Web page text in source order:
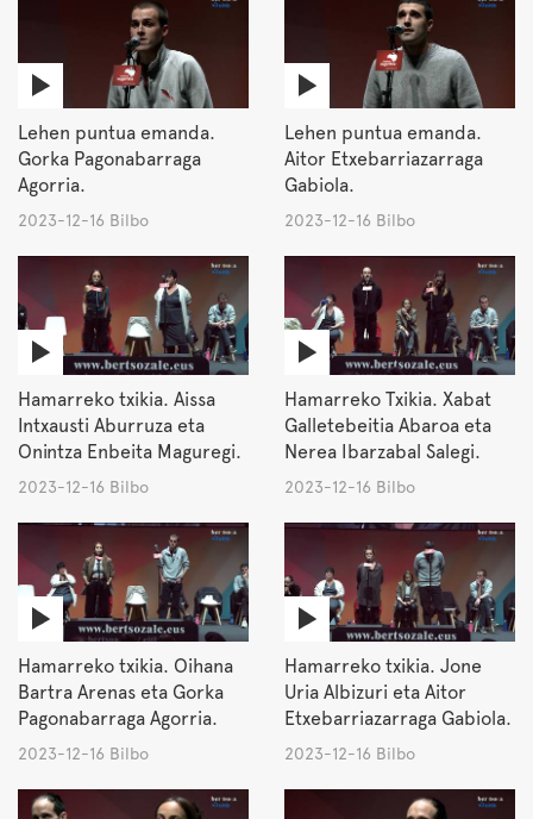
Lehen puntua emanda.
Gorka Pagonabarraga
Agorria.
2023-12-16 Bilbo
Lehen puntua emanda.
Aitor Etxebarriazarraga
Gabiola.
2023-12-16 Bilbo
Hamarreko txikia. Aissa
Intxausti Aburruza eta
Onintza Enbeita Maguregi.
2023-12-16 Bilbo
Hamarreko Txikia. Xabat
Galletebeitia Abaroa eta
Nerea Ibarzabal Salegi.
2023-12-16 Bilbo
Hamarreko txikia. Oihana
Bartra Arenas eta Gorka
Pagonabarraga Agorria.
2023-12-16 Bilbo
Hamarreko txikia. Jone
Uria Albizuri eta Aitor
Etxebarriazarraga Gabiola.
2023-12-16 Bilbo